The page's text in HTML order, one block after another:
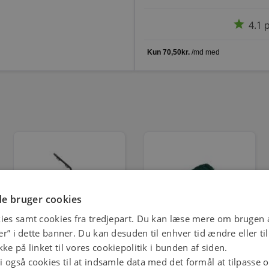
star 4.1
Gallagher Buet Dam- og
Havepæl 5 stk
Gallagher Nethegn til
Kaniner & Smådyr Grøn
65 cm 50 m
bruger cookies
samt cookies fra tredjepart. Du kan læse mere om brugen
i dette banner. Du kan desuden til enhver tid ændre eller
på linket til vores cookiepolitik i bunden af siden.
også cookies til at indsamle data med det formål at tilpasse